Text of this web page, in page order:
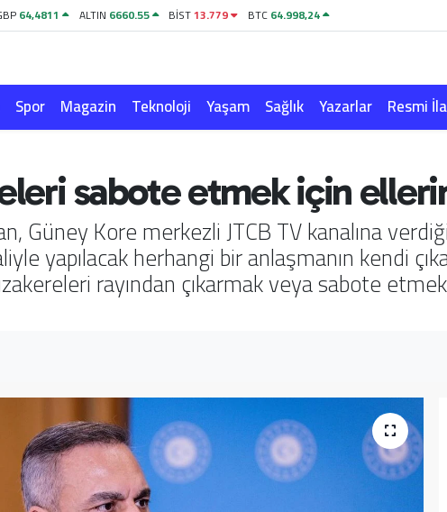
64,4811 ALTIN 6660.55 BİST13.779 BTC64.998,24
Spor Magazin Teknoloji Yaşam Sağlık Yazarlar Resmi
sabote etmek için
Güney Kore merkezli JTCB TV kanalına
yapılacak herhangi bir anlaşmanın kendi
rayından çıkarmak veya sabote